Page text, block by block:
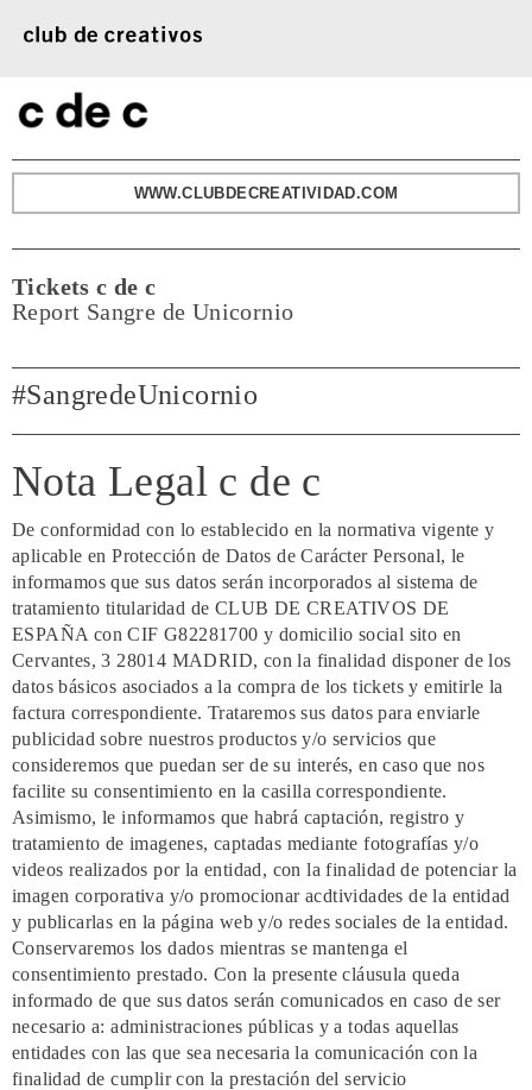
WWW.CLUBDECREATIVIDAD.COM
Tickets c de c
Report Sangre de Unicornio
#SangredeUnicornio
Nota Legal c de c
De conformidad con lo establecido en la normativa vigente y
aplicable en Protección de Datos de Carácter Personal, le
informamos que sus datos serán incorporados al sistema de
tratamiento titularidad de CLUB DE CREATIVOS DE
ESPAÑA con CIF G82281700 y domicilio social sito en
Cervantes, 3 28014 MADRID, con la finalidad disponer de los
datos básicos asociados a la compra de los tickets y emitirle la
factura correspondiente. Trataremos sus datos para enviarle
publicidad sobre nuestros productos y/o servicios que
consideremos que puedan ser de su interés, en caso que nos
facilite su consentimiento en la casilla correspondiente.
Asimismo, le informamos que habrá captación, registro y
tratamiento de imagenes, captadas mediante fotografías y/o
videos realizados por la entidad, con la finalidad de potenciar la
imagen corporativa y/o promocionar acdtividades de la entidad
y publicarlas en la página web y/o redes sociales de la entidad.
Conservaremos los dados mientras se mantenga el
consentimiento prestado. Con la presente cláusula queda
informado de que sus datos serán comunicados en caso de ser
necesario a: administraciones públicas y a todas aquellas
entidades con las que sea necesaria la comunicación con la
finalidad de cumplir con la prestación del servicio